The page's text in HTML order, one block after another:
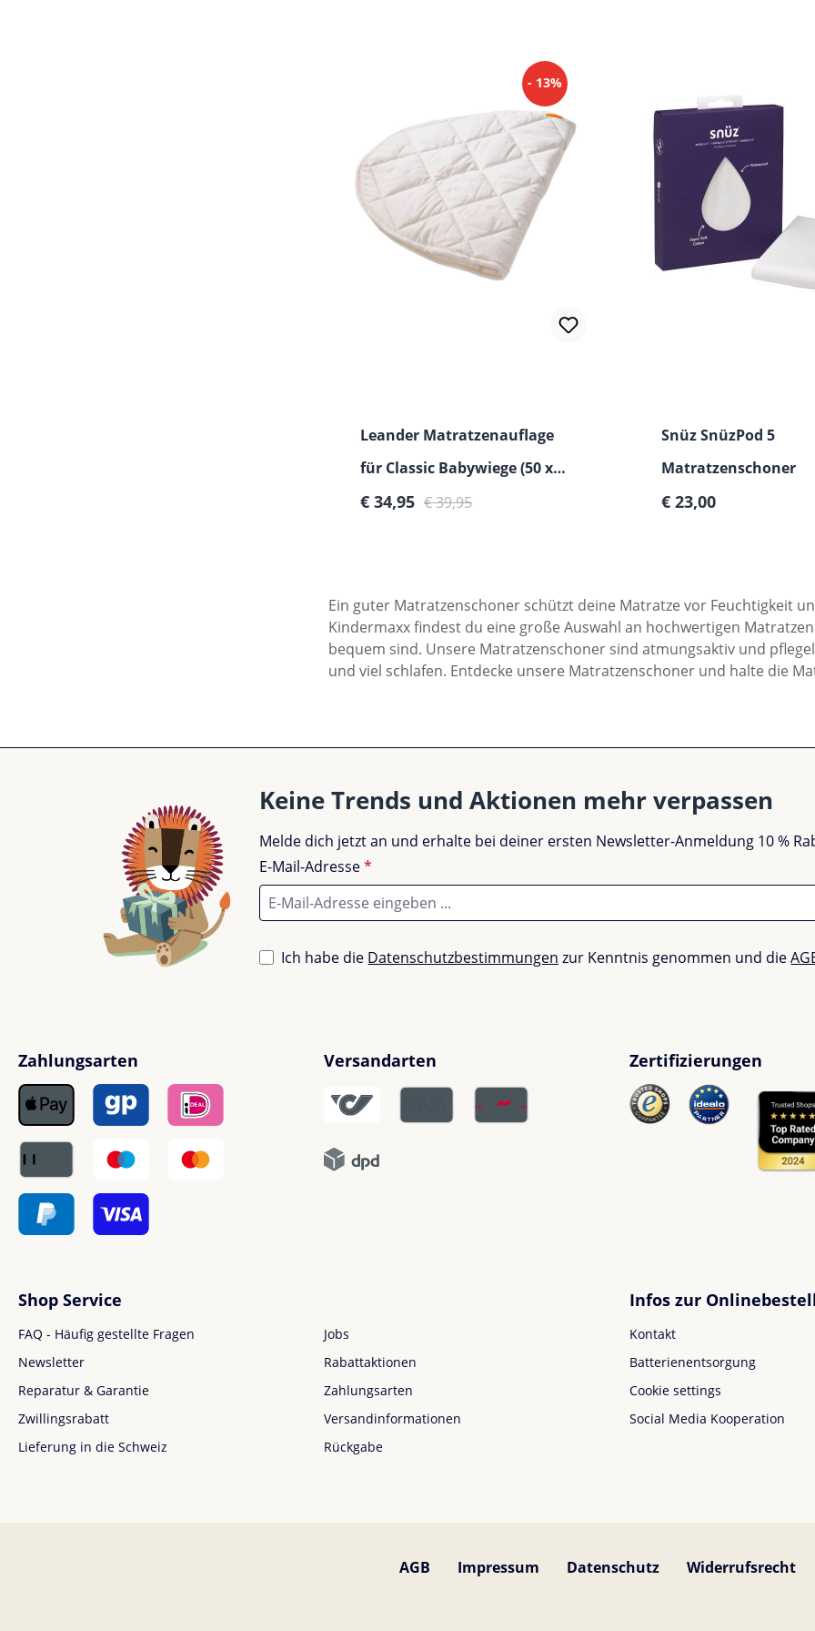
- 13%
Leander Matratzenauflage
für Classic Babywiege (50 x
80 cm)
Verkaufspreis:
€ 34,95 Regulärer Preis:
€ 39,95
Snüz SnüzPod 5
Matratzenschoner
Regulärer Preis:
€ 23,00
Ein guter Matratzenschoner schützt deine Matratze vor Feuchtigkeit
Kindermaxx findest du eine große Auswahl an hochwertigen
bequem sind. Unsere Matratzenschoner sind atmungsaktiv und
und viel schlafen. Entdecke unsere Matratzenschoner und halte die
Keine Trends und Aktionen mehr verpassen
Melde dich jetzt an und erhalte bei deiner ersten Newsletter-Anmeldung 10 %
E-Mail-Adresse*
Ich habe die Datenschutzbestimmungen zur Kenntnis genommen und die
Zahlungsarten Versandarten Zertifizierungen
Shop Service
FAQ - Häufig gestellte Fragen
Jobs
Newsletter
Rabattaktionen
Reparatur & Garantie
Zahlungsarten
Zwillingsrabatt
Versandinformationen
Lieferung in die Schweiz
Rückgabe
Infos zur
Kontakt
Batterienentsorgung
Cookie settings
Social Media Kooperation
AGB Impressum Datenschutz Widerrufsrecht